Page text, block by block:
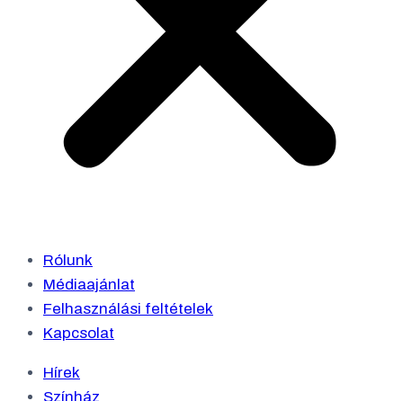
Rólunk
Médiaajánlat
Felhasználási feltételek
Kapcsolat
Hírek
Színház